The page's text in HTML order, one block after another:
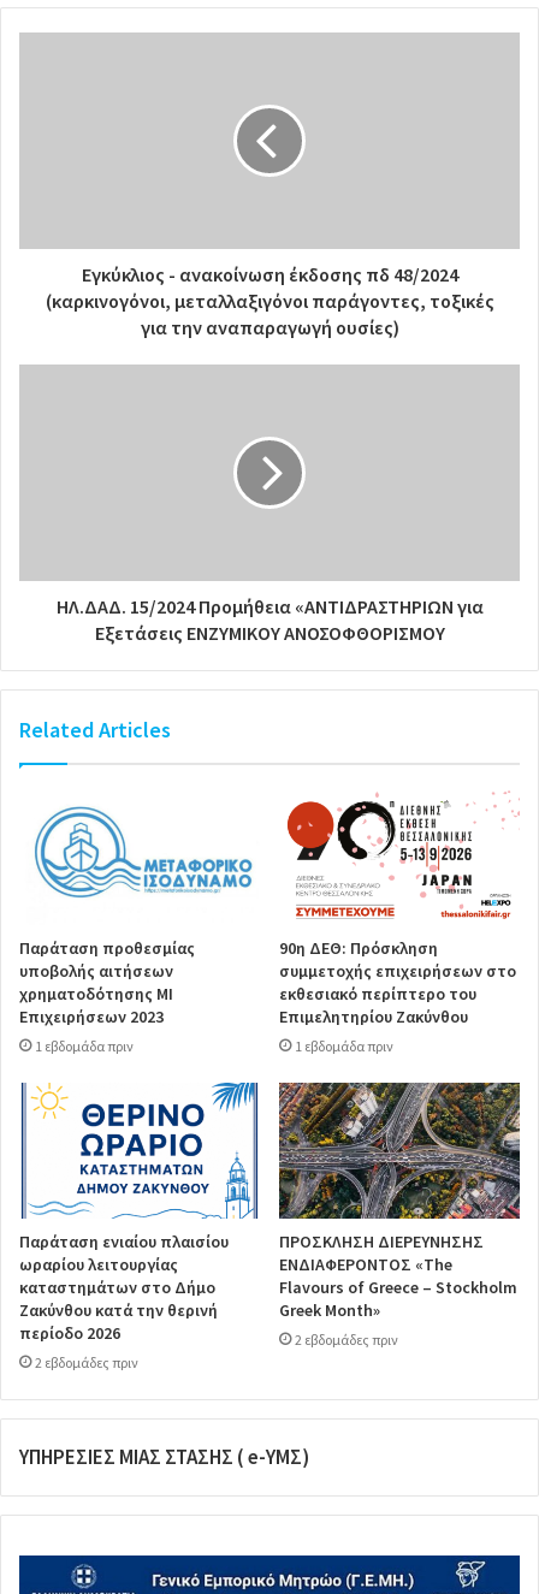
Εγκύκλιος - ανακοίνωση έκδοσης πδ 48/2024
(καρκινογόνοι, μεταλλαξιγόνοι παράγοντες, τοξικές
για την αναπαραγωγή ουσίες)
ΗΛ.ΔΑΔ. 15/2024 Προμήθεια «ΑΝΤΙΔΡΑΣΤΗΡΙΩΝ για
Εξετάσεις ΕΝΖΥΜΙΚΟΥ ΑΝΟΣΟΦΘΟΡΙΣΜΟΥ
Related Articles
Παράταση προθεσμίας
υποβολής αιτήσεων
χρηματοδότησης ΜΙ
Επιχειρήσεων 2023
1 εβδομάδα πριν
90η ΔΕΘ: Πρόσκληση
συμμετοχής επιχειρήσεων στο
εκθεσιακό περίπτερο του
Επιμελητηρίου Ζακύνθου
1 εβδομάδα πριν
Παράταση ενιαίου πλαισίου
ωραρίου λειτουργίας
καταστημάτων στο Δήμο
Ζακύνθου κατά την θερινή
περίοδο 2026
2 εβδομάδες πριν
ΠΡΟΣΚΛΗΣΗ ΔΙΕΡΕΥΝΗΣΗΣ
ΕΝΔΙΑΦΕΡΟΝΤΟΣ «The
Flavours of Greece – Stockholm
Greek Month»
2 εβδομάδες πριν
ΥΠΗΡΕΣΙΕΣ ΜΙΑΣ ΣΤΑΣΗΣ ( e-ΥΜΣ)